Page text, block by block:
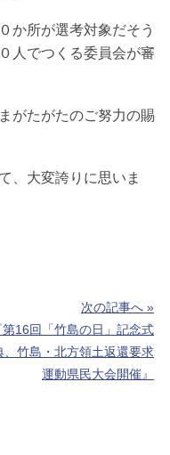
か所が選考対象だそう
人でつくる委員会が審
がたがたのご努力の賜
、大変誇りに思いま
次の記事へ »
第16回「竹島の日」記念式
、竹島・北方領土返還要求
運動県民大会開催』